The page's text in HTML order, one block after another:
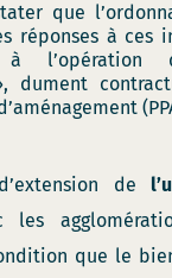
que
réponses à ces
l’opération
dument
de
les
que le